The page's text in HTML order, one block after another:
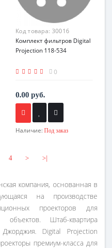
Код товара: 30016
Комплект фильтров Digital
Projection 118-534
0
0.00 руб.
Наличие: Под заказ
4 > >|
компания, основанная в
на производстве
проекторов для
Штаб-квартира
Digital Projection
премиум-класса для